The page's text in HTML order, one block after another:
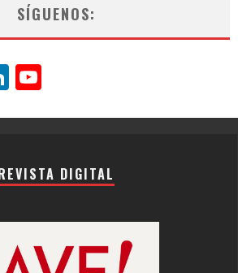
SÍGUENOS:
LinkedIn
DIGITAL